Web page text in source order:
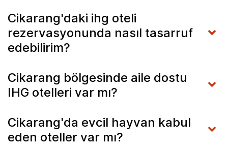
Cikarang'daki ihg oteli
rezervasyonunda nasıl tasarruf
edebilirim?
Cikarang bölgesinde aile dostu
IHG otelleri var mı?
Cikarang'da evcil hayvan kabul
eden oteller var mı?